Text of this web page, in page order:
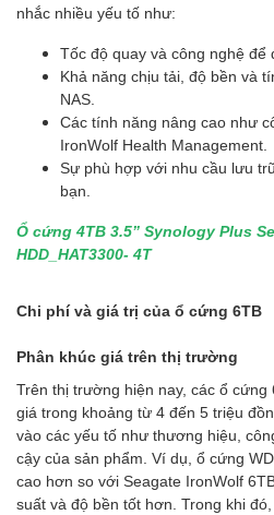
nhắc nhiều yếu tố như:
Tốc độ quay và công nghệ để
Khả năng chịu tải, độ bền và
NAS.
Các tính năng nâng cao như
IronWolf Health Management.
Sự phù hợp với nhu cầu lưu
bạn.
Ổ cứng 4TB 3.5” Synology Plus
HDD_HAT3300- 4T
Chi phí và giá trị của ổ cứng 6TB
Phân khúc giá trên thị trường
Trên thị trường hiện nay, các ổ cứng
giá trong khoảng từ 4 đến 5 triệu
vào các yếu tố như thương hiệu,
cậy của sản phẩm. Ví dụ, ổ cứng
cao hơn so với Seagate IronWolf
suất và độ bền tốt hơn. Trong khi